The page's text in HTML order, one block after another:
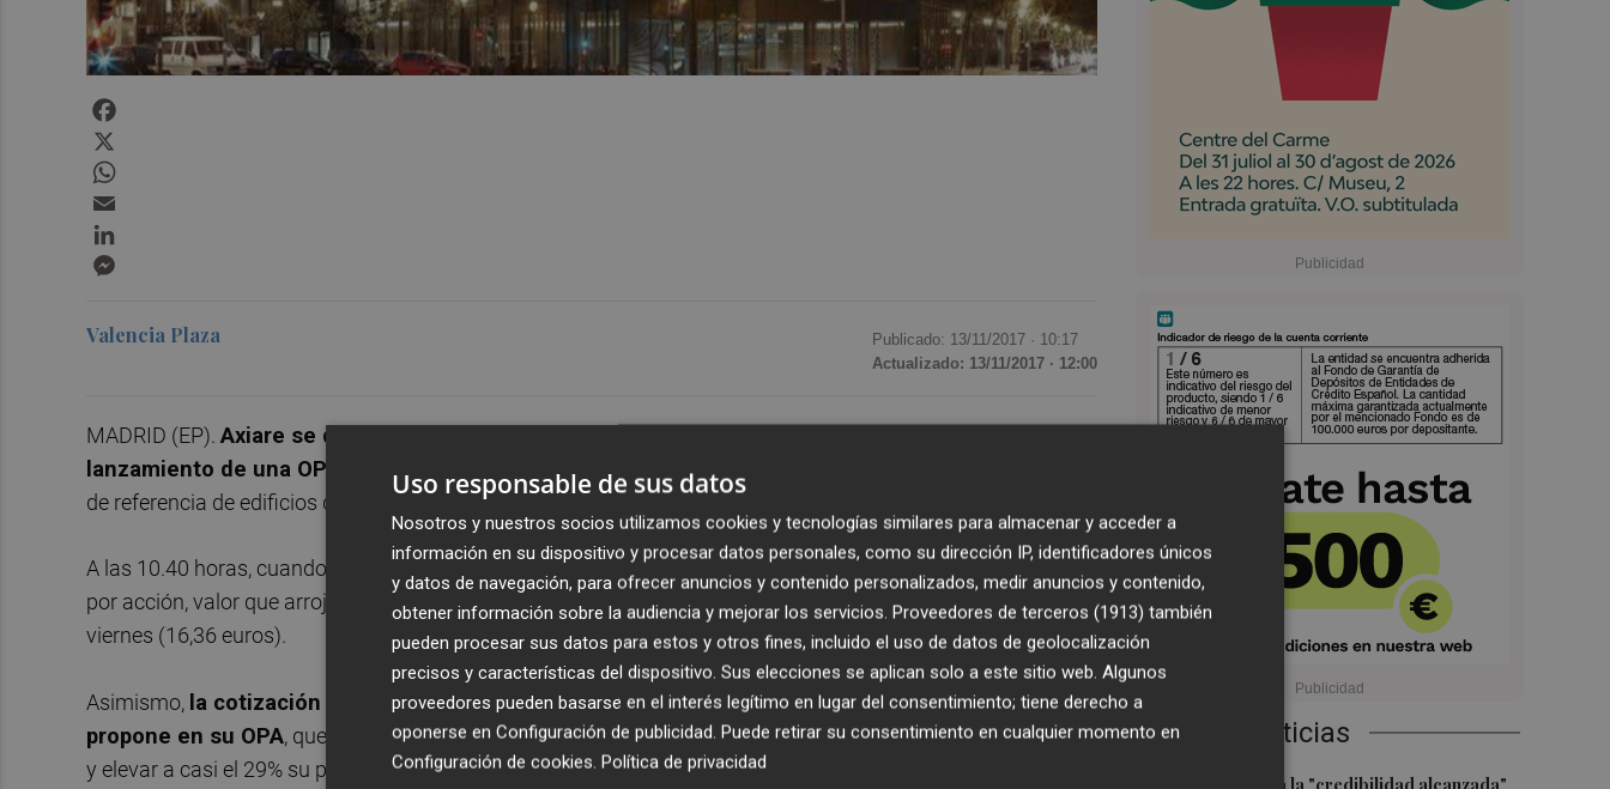
Últimas Noticias
Valencia Plaza Publicado: 13/11/2017 · 10:17
Actualizado: 13/11/2017 · 12:00
MADRID (EP). Axiare se disparó un 14% en Bolsa al volver a cotizar tras anunciar Colonial el
lanzamiento de una OPA
sobre el 71% de la socimi que no controla con el fin de conformar una compañía
de referencia de edificios de oficinas en alquiler.
A las 10.40 horas, cuando los títulos de Axiare volvieron a negociarse, marcaron un precio de 18,675 euros
por acción, valor que arroja una revalorización del 14,15% sobre el cierre de la socimi en bolsa del pasado
viernes (16,36 euros).
Asimismo, la cotización de la socimi supera la contraprestación de 18,50 euros que Colonial
propone en su OPA, que ha formulado inmediatamente después de comprar un 13,3% adicional de Axiare
y elevar a casi el 29% su participación de primer accionista en la socimi.
Uso responsable de sus datos
Nosotros y nuestros socios utilizamos cookies y tecnologías similares para almacenar y acceder a
información en su dispositivo y procesar datos personales, como su dirección IP, identificadores únicos
y datos de navegación, para ofrecer anuncios y contenido personalizados, medir anuncios y contenido,
obtener información sobre la audiencia y mejorar los servicios. Proveedores de terceros (1913) también
pueden procesar sus datos para estos y otros fines, incluido el uso de datos de geolocalización
precisos y características del dispositivo. Sus elecciones se aplican solo a este sitio web. Algunos
proveedores pueden basarse en el interés legítimo en lugar del consentimiento; tiene derecho a
oponerse en Configuración de publicidad. Puede retirar su consentimiento en cualquier momento en
Configuración de cookies. Política de privacidad